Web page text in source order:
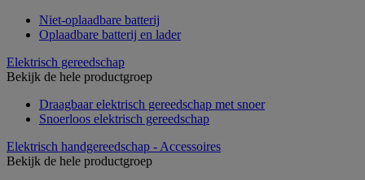
Niet-oplaadbare batterij
Oplaadbare batterij en lader
Elektrisch gereedschap
Bekijk de hele productgroep
Draagbaar elektrisch gereedschap met snoer
Snoerloos elektrisch gereedschap
Elektrisch handgereedschap - Accessoires
Bekijk de hele productgroep